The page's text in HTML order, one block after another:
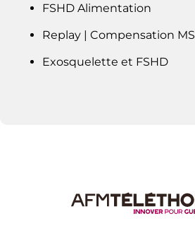
FSHD Alimentation
Replay | Compensation MS
Exosquelette et FSHD